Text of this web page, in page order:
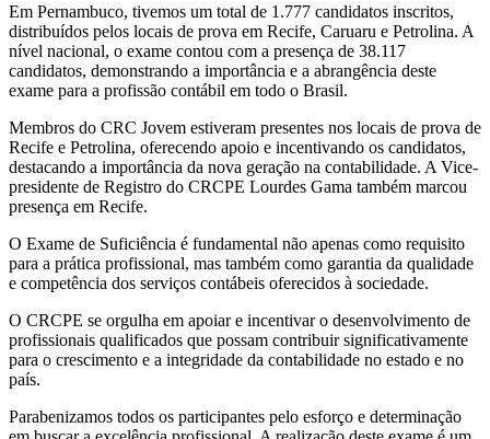
Em Pernambuco, tivemos um total de 1.777 candidatos inscritos,
distribuídos pelos locais de prova em Recife, Caruaru e Petrolina. A
nível nacional, o exame contou com a presença de 38.117
candidatos, demonstrando a importância e a abrangência deste
exame para a profissão contábil em todo o Brasil.
Membros do CRC Jovem estiveram presentes nos locais de prova de
Recife e Petrolina, oferecendo apoio e incentivando os candidatos,
destacando a importância da nova geração na contabilidade. A Vice-
presidente de Registro do CRCPE Lourdes Gama também marcou
presença em Recife.
O Exame de Suficiência é fundamental não apenas como requisito
para a prática profissional, mas também como garantia da qualidade
e competência dos serviços contábeis oferecidos à sociedade.
O CRCPE se orgulha em apoiar e incentivar o desenvolvimento de
profissionais qualificados que possam contribuir significativamente
para o crescimento e a integridade da contabilidade no estado e no
país.
Parabenizamos todos os participantes pelo esforço e determinação